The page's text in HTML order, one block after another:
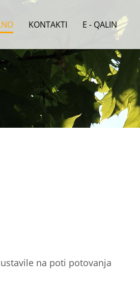
KONTAKTI E - QALIN
na poti potovanja